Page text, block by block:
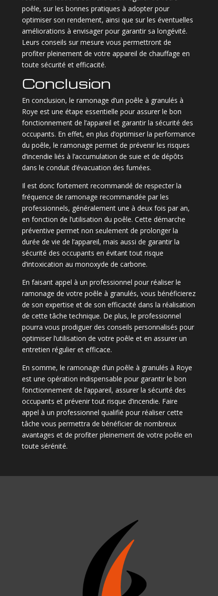
poêle, sur les bonnes pratiques à adopter pour
optimiser son rendement, ainsi que sur les éventuelles
améliorations à envisager pour garantir sa longévité.
Leurs conseils sur mesure vous permettront de
profiter pleinement de votre appareil de chauffage en
toute sécurité et efficacité.
Conclusion
En conclusion, le ramonage d’un poêle à granulés à
Roye est une étape essentielle pour assurer le bon
fonctionnement de l’appareil et garantir la sécurité des
occupants. En effet, en plus d’optimiser la performance
du poêle, le ramonage permet de prévenir les risques
d’incendie liés à l’accumulation de suie et de dépôts
dans le conduit d’évacuation des fumées.
Il est donc fortement recommandé de respecter la
fréquence de ramonage recommandée par les
professionnels, généralement une à deux fois par an,
en fonction de l’utilisation du poêle. Cette démarche
préventive permet non seulement de prolonger la
durée de vie de l’appareil, mais aussi de garantir la
sécurité des occupants en évitant tout risque
d’intoxication au monoxyde de carbone.
En faisant appel à un professionnel pour réaliser le
ramonage de votre poêle à granulés, vous bénéficierez
de son expertise et de son efficacité dans la réalisation
de cette tâche technique. De plus, le professionnel
pourra vous prodiguer des conseils personnalisés pour
optimiser l’utilisation de votre poêle et en assurer un
entretien régulier et efficace.
En somme, le ramonage d’un poêle à granulés à Roye
est une opération indispensable pour garantir le bon
fonctionnement de l’appareil, assurer la sécurité des
occupants et prévenir tout risque d’incendie. Faire
appel à un professionnel qualifié pour réaliser cette
tâche vous permettra de bénéficier de nombreux
avantages et de profiter pleinement de votre poêle en
toute sérénité.